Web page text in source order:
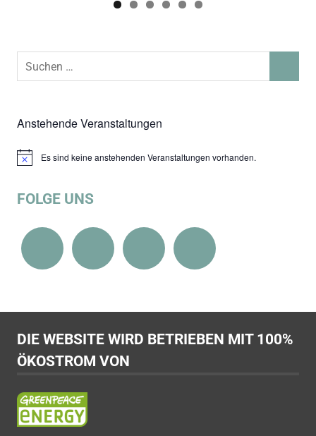
Suchen
Anstehende Veranstaltungen
HinweisEs sind keine anstehenden Veranstaltungen vorhanden.
FOLGE UNS
DIE WEBSITE WIRD BETRIEBEN MIT 100%
ÖKOSTROM VON